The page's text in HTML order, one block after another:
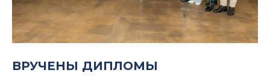
ВРУЧЕНЫ ДИПЛОМЫ